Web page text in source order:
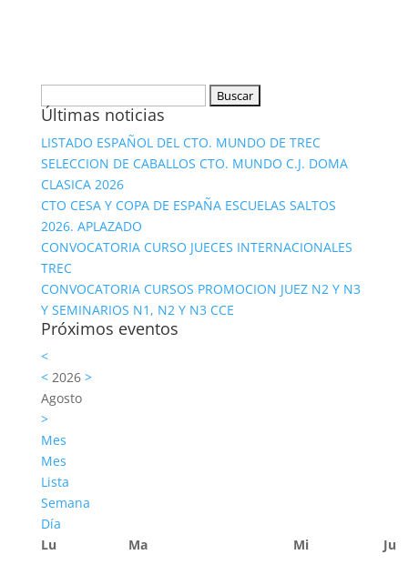
Últimas noticias
LISTADO ESPAÑOL DEL CTO. MUNDO DE TREC
SELECCION DE CABALLOS CTO. MUNDO C.J. DOMA
CLASICA 2026
CTO CESA Y COPA DE ESPAÑA ESCUELAS SALTOS
2026. APLAZADO
CONVOCATORIA CURSO JUECES INTERNACIONALES
TREC
CONVOCATORIA CURSOS PROMOCION JUEZ N2 Y N3
Y SEMINARIOS N1, N2 Y N3 CCE
Próximos eventos
<
<2026 >
Agosto
>
Mes
Mes
Lista
Semana
Día
Lu
Ma Mi Ju